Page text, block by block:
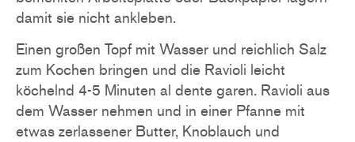
damit sie nicht ankleben.
Einen großen Topf mit Wasser und reichlich Salz
zum Kochen bringen und die Ravioli leicht
köchelnd 4-5 Minuten al dente garen. Ravioli aus
dem Wasser nehmen und in einer Pfanne mit
etwas zerlassener Butter, Knoblauch und